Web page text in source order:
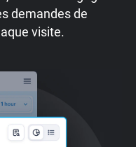
demandes de
visite.